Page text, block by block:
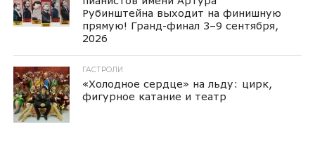
Рубинштейна выходит на финишную
прямую! Гранд-финал 3–9 сентября,
2026
ГАСТРОЛИ
«Холодное сердце» на льду: цирк,
фигурное катание и театр